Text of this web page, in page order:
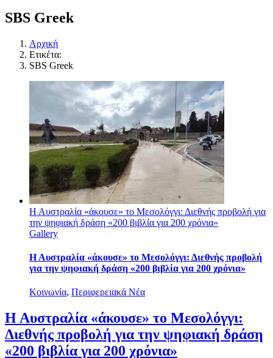
SBS Greek
Αρχική
Ετικέτα:
SBS Greek
Η Αυστραλία «άκουσε» το Μεσολόγγι: Διεθνής προβολή για
την ψηφιακή δράση «200 βιβλία για 200 χρόνια»
Gallery
Η Αυστραλία «άκουσε» το Μεσολόγγι: Διεθνής προβολή
για την ψηφιακή δράση «200 βιβλία για 200 χρόνια»
Κοινωνία, Περιφερειακά Νέα
Η Αυστραλία «άκουσε» το Μεσολόγγι:
Διεθνής προβολή για την ψηφιακή δράση
«200 βιβλία για 200 χρόνια»